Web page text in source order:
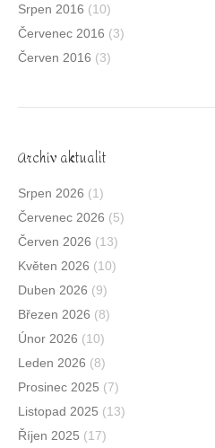
Srpen 2016 (10)
Červenec 2016 (3)
Červen 2016 (3)
Archív aktualit
Srpen 2026 (1)
Červenec 2026 (5)
Červen 2026 (13)
Květen 2026 (10)
Duben 2026 (9)
Březen 2026 (8)
Únor 2026 (10)
Leden 2026 (8)
Prosinec 2025 (7)
Listopad 2025 (13)
Říjen 2025 (17)